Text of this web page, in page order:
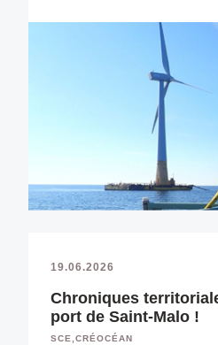
19.06.2026
Chroniques
port de Saint-Malo !
SCE,CRÉOCÉAN